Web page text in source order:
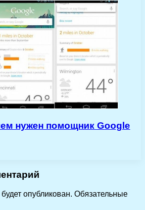
нужен помощник Google
опубликован. Обязательные